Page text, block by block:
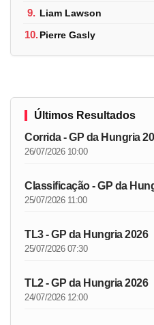
9. Liam Lawson
10.Pierre Gasly
Últimos Resultados
Corrida - GP da Hungria
26/07/2026 10:00
Classificação - GP da
25/07/2026 11:00
TL3 - GP da Hungria 2026
25/07/2026 07:30
TL2 - GP da Hungria 2026
24/07/2026 12:00